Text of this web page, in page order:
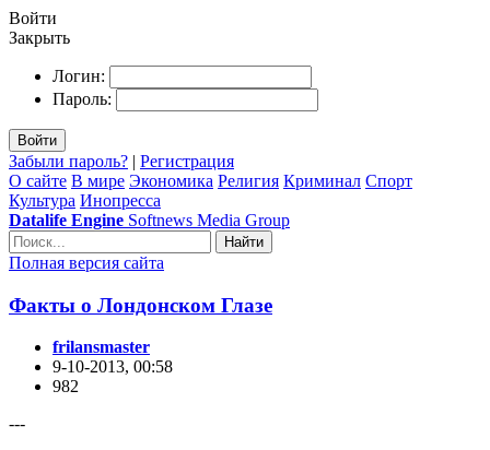
Войти
Закрыть
Логин:
Пароль:
Войти
Забыли пароль? | Регистрация
О сайте В мире Экономика Религия Криминал Спорт
Культура Инопресса
Datalife Engine Softnews Media Group
Найти
Полная версия сайта
Факты о Лондонском Глазе
frilansmaster
9-10-2013, 00:58
982
---